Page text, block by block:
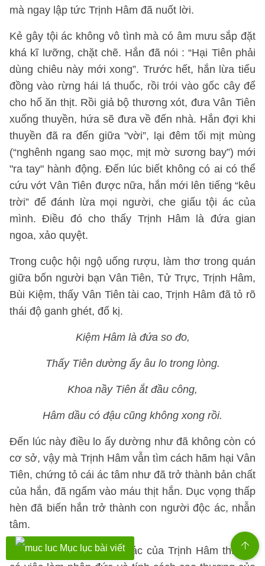
mà ngay lập tức Trịnh Hâm đã nuốt lời.
Kẻ gây tội ác không vô tình mà có âm mưu sắp đặt
khá kĩ lưỡng, chặt chẽ. Hắn đã nói : “Hại Tiên phải
dùng chiêu này mới xong”. Trước hết, hắn lừa tiểu
đồng vào rừng hái lá thuốc, rồi trói vào gốc cây để
cho hổ ăn thịt. Rồi giả bộ thương xót, đưa Vân Tiên
xuống thuyền, hứa sẽ đưa về đến nhà. Hắn đợi khi
thuyền đã ra đến giữa "vời”, lại đêm tối mịt mùng
(“nghênh ngang sao mọc, mịt mờ sương bay”) mới
"ra tay" hành động. Đến lúc biết không có ai có thể
cứu vớt Vân Tiên được nữa, hắn mới lên tiếng “kêu
trời” để đánh lừa mọi người, che giấu tội ác của
mình. Điều đó cho thấy Trịnh Hâm là đứa gian
ngoa, xảo quyệt.
Trong cuộc hội ngộ uống rượu, làm thơ trong quán
giữa bốn người bạn Vân Tiên, Tử Trực, Trịnh Hâm,
Bùi Kiệm, thấy Vân Tiên tài cao, Trịnh Hâm đã tỏ rõ
thái độ ganh ghét, đố kị.
Kiệm Hâm là đứa so đo,
Thấy Tiên dường ấy âu lo trong lòng.
Khoa nầy Tiên ắt đầu công,
Hâm dầu có đậu cũng không xong rồi.
Đến lúc này điều lo ấy dường như đã không còn có
cơ sở, vậy mà Trịnh Hâm vẫn tìm cách hãm hại Vân
Tiên, chứng tỏ cái ác tâm như đã trở thành bản chất
của hắn, đã ngấm vào máu thịt hắn. Dục vọng thấp
hèn đã biến hắn trở thành con người độc ác, nhẫn
tâm.
Bên cạnh hành động tội ác của Trịnh Hâm thì còn
Mục lục bài viết